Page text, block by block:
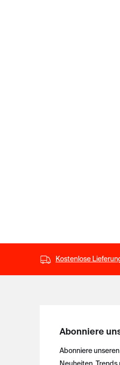
Kostenlose
Abonniere
Abonniere
Neuheiten,